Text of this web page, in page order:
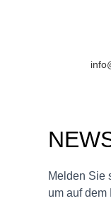
Melden Sie
um auf dem